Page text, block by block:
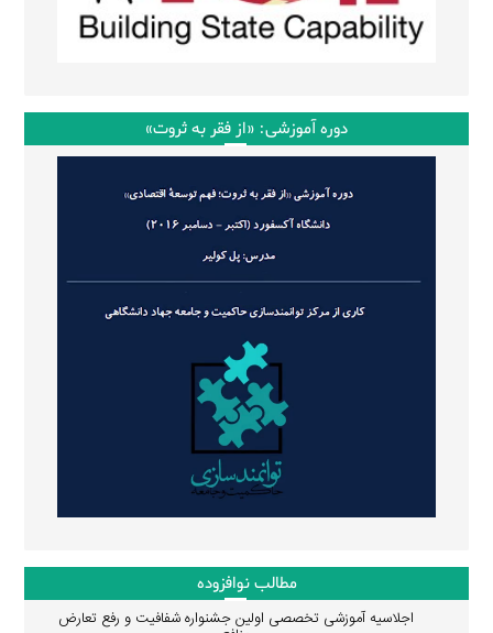
دوره آموزشی: «از فقر به ثروت»
مطالب نوافزوده
اجلاسیه آموزشی تخصصی اولین جشنواره شفافیت و رفع تعارض